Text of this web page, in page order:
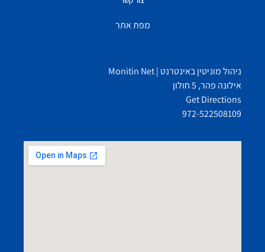
מפת אתר
ניהול מוניטין באינטרנט | Monitin Net
אילונה פהר, 5 חולון
Get Directions
972-522508109